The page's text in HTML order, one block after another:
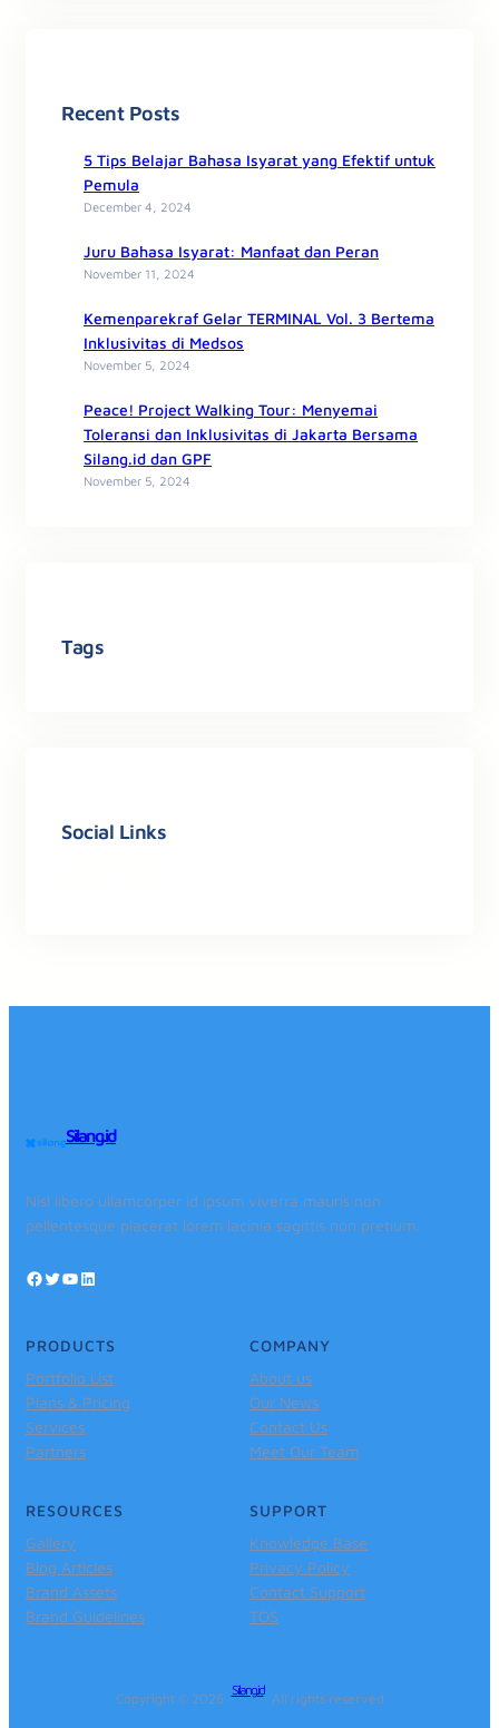
Recent Posts
5 Tips Belajar Bahasa Isyarat yang Efektif untuk
Pemula
December 4, 2024
Juru Bahasa Isyarat: Manfaat dan Peran
November 11, 2024
Kemenparekraf Gelar TERMINAL Vol. 3 Bertema
Inklusivitas di Medsos
November 5, 2024
Peace! Project Walking Tour: Menyemai
Toleransi dan Inklusivitas di Jakarta Bersama
Silang.id dan GPF
November 5, 2024
Tags
Social Links
Silang.id
Nisl libero ullamcorper id ipsum viverra mauris non
pellentesque placerat lorem lacinia sagittis non pretium.
Facebook Twitter YouTube LinkedIn
PRODUCTS
Portfolio List
Plans & Pricing
Services
Partners
COMPANY
About us
Our News
Contact Us
Meet Our Team
RESOURCES
Gallery
Blog Articles
Brand Assets
Brand Guidelines
SUPPORT
Knowledge Base
Privacy Policy
Contact Support
TOS
Copyright © 2026 ·
Silang.id
· All rights reserved